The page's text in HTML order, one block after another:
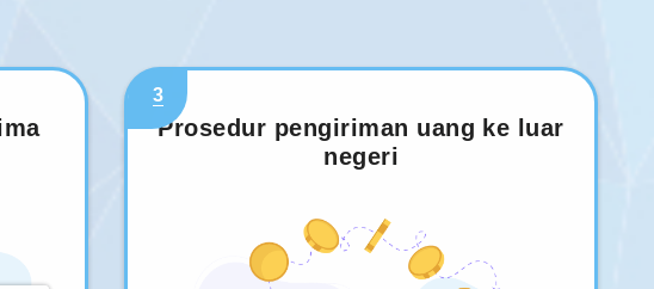
3
Prosedur pengiriman uang ke luar
negeri